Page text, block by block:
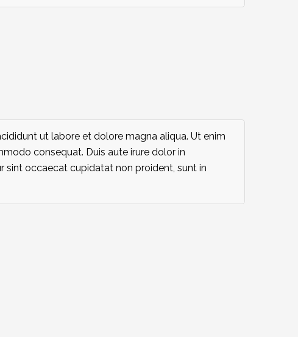
ut labore et dolore magna aliqua. Ut enim
consequat. Duis aute irure dolor in
sint occaecat cupidatat non proident, sunt in